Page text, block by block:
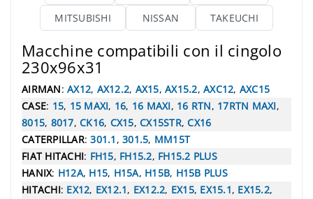
MITSUBISHI
NISSAN TAKEUCHI
Macchine compatibili con il cingolo
230x96x31
AIRMAN: AX12, AX12.2, AX15, AX15.2, AXC12, AXC15
CASE: 15, 15 MAXI, 16, 16 MAXI, 16 RTN, 17RTN MAXI,
8015, 8017, CK16, CX15, CX15STR,CX16
CATERPILLAR:301.1 , 301.5, MM15T
FIAT HITACHI: FH15, FH15.2, FH15.2 PLUS
HANIX: H12A, H15, H15A, H15B, H15B PLUS
HITACHI: EX12, EX12.1, EX12.2, EX15, EX15.1, EX15.2,